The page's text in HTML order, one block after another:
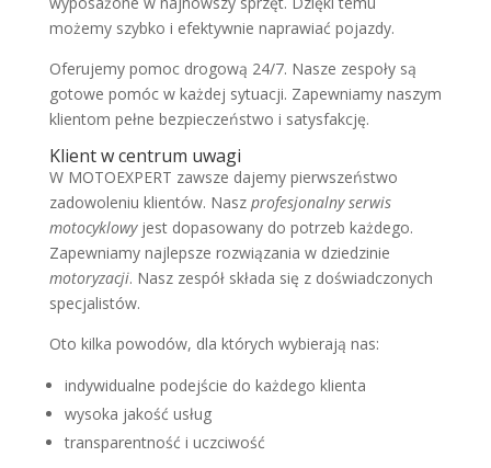
możemy szybko i efektywnie naprawiać pojazdy.
Oferujemy pomoc drogową 24/7. Nasze zespoły są
gotowe pomóc w każdej sytuacji. Zapewniamy naszym
klientom pełne bezpieczeństwo i satysfakcję.
Klient w centrum uwagi
W MOTOEXPERT zawsze dajemy pierwszeństwo
zadowoleniu klientów. Nasz profesjonalny serwis
motocyklowyjest dopasowany do potrzeb każdego.
Zapewniamy najlepsze rozwiązania w dziedzinie
motoryzacji. Nasz zespół składa się z doświadczonych
specjalistów.
Oto kilka powodów, dla których wybierają nas:
indywidualne podejście do każdego klienta
wysoka jakość usług
transparentność i uczciwość